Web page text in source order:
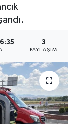
3
PAYLAŞIM